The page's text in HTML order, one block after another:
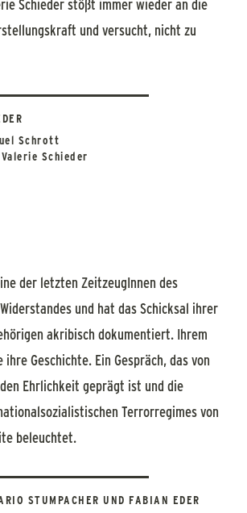
Schieder stößt immer wieder an die
und versucht, nicht zu
Schrott
Schieder
der letzten ZeitzeugInnen des
und hat das Schicksal ihrer
akribisch dokumentiert. Ihrem
Geschichte. Ein Gespräch, das von
Ehrlichkeit geprägt ist und die
Terrorregimes von
beleuchtet.
STUMPACHER UND FABIAN EDER